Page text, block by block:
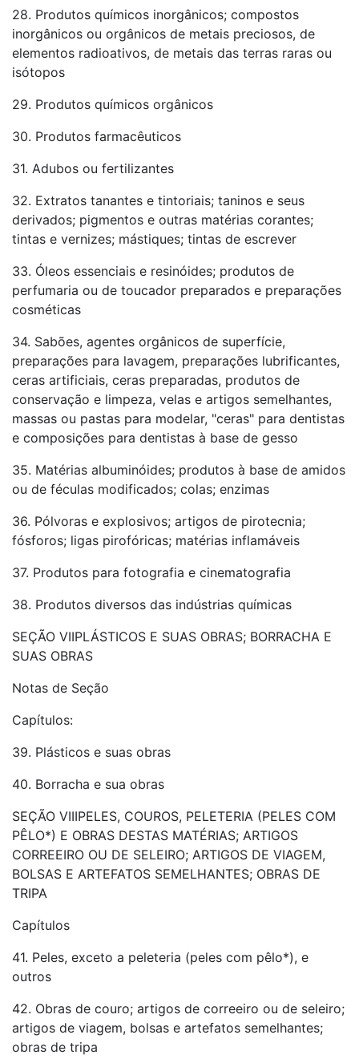
28. Produtos químicos inorgânicos; compostos
inorgânicos ou orgânicos de metais preciosos, de
elementos radioativos, de metais das terras raras ou
isótopos
29. Produtos químicos orgânicos
30. Produtos farmacêuticos
31. Adubos ou fertilizantes
32. Extratos tanantes e tintoriais; taninos e seus
derivados; pigmentos e outras matérias corantes;
tintas e vernizes; mástiques; tintas de escrever
33. Óleos essenciais e resinóides; produtos de
perfumaria ou de toucador preparados e preparações
cosméticas
34. Sabões, agentes orgânicos de superfície,
preparações para lavagem, preparações lubrificantes,
ceras artificiais, ceras preparadas, produtos de
conservação e limpeza, velas e artigos semelhantes,
massas ou pastas para modelar, "ceras" para dentistas
e composições para dentistas à base de gesso
35. Matérias albuminóides; produtos à base de amidos
ou de féculas modificados; colas; enzimas
36. Pólvoras e explosivos; artigos de pirotecnia;
fósforos; ligas pirofóricas; matérias inflamáveis
37. Produtos para fotografia e cinematografia
38. Produtos diversos das indústrias químicas
SEÇÃO VIIPLÁSTICOS E SUAS OBRAS; BORRACHA E
SUAS OBRAS
Notas de Seção
Capítulos:
39. Plásticos e suas obras
40. Borracha e sua obras
SEÇÃO VIIIPELES, COUROS, PELETERIA (PELES COM
PÊLO*) E OBRAS DESTAS MATÉRIAS; ARTIGOS
CORREEIRO OU DE SELEIRO; ARTIGOS DE VIAGEM,
BOLSAS E ARTEFATOS SEMELHANTES; OBRAS DE
TRIPA
Capítulos
41. Peles, exceto a peleteria (peles com pêlo*), e
outros
42. Obras de couro; artigos de correeiro ou de seleiro;
artigos de viagem, bolsas e artefatos semelhantes;
obras de tripa